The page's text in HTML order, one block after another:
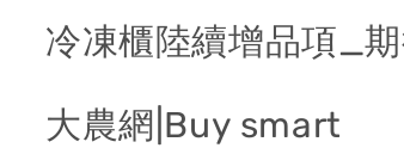
冷凍櫃陸續增品項_
大農網|Buy smart